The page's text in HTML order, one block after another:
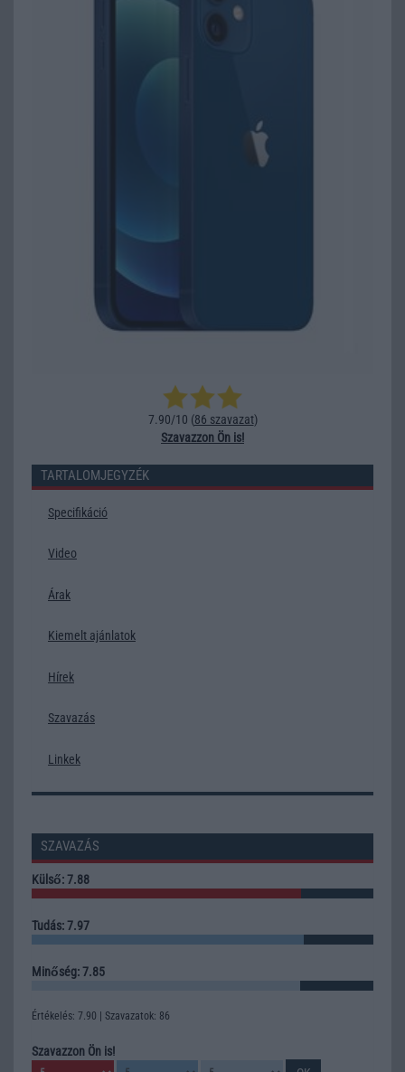
7.90/10 (86 szavazat)
Szavazzon Ön is!
TARTALOMJEGYZÉK
Specifikáció
Video
Árak
Kiemelt ajánlatok
Hírek
Szavazás
Linkek
SZAVAZÁS
Külső: 7.88
Tudás: 7.97
Minőség: 7.85
Értékelés: 7.90 | Szavazatok: 86
Szavazzon Ön is!